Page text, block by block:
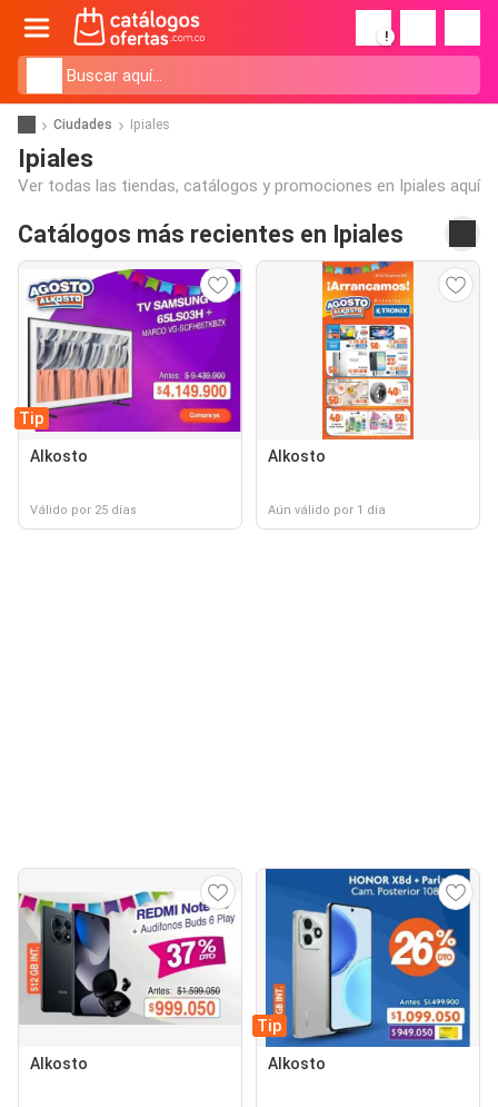
!
Ciudades Ipiales
Ipiales
Ver todas las tiendas, catálogos y promociones en Ipiales aquí
Catálogos más recientes en Ipiales
Tip
Alkosto
Válido por 25 días
Alkosto
Aún válido por 1 día
Alkosto
Tip
Alkosto